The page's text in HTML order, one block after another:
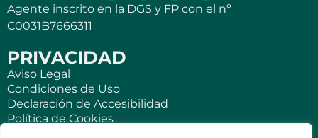
Agente inscrito en la DGS y FP con el nº
C0031B7666311
PRIVACIDAD
Aviso Legal
Condiciones de Uso
Declaración de Accesibilidad
Política de Cookies